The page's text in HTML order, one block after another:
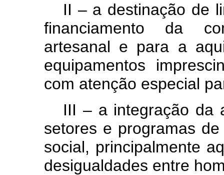
II – a destinação de
financiamento da
artesanal e para a
equipamentos
com atenção especial
III – a integração da
setores e programas
social, principalmente
desigualdades entre